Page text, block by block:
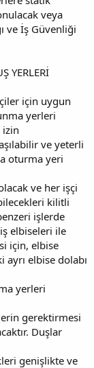
veya
ve İş Güvenliği
YERLERİ
için uygun
yerleri
izin
ve yeterli
oturma yeri
ve her işçi
kilitli
işlerde
elbiseleri ile
için, elbise
elbise dolabı
yerleri
gerektirmesi
Duşlar
genişlikte ve